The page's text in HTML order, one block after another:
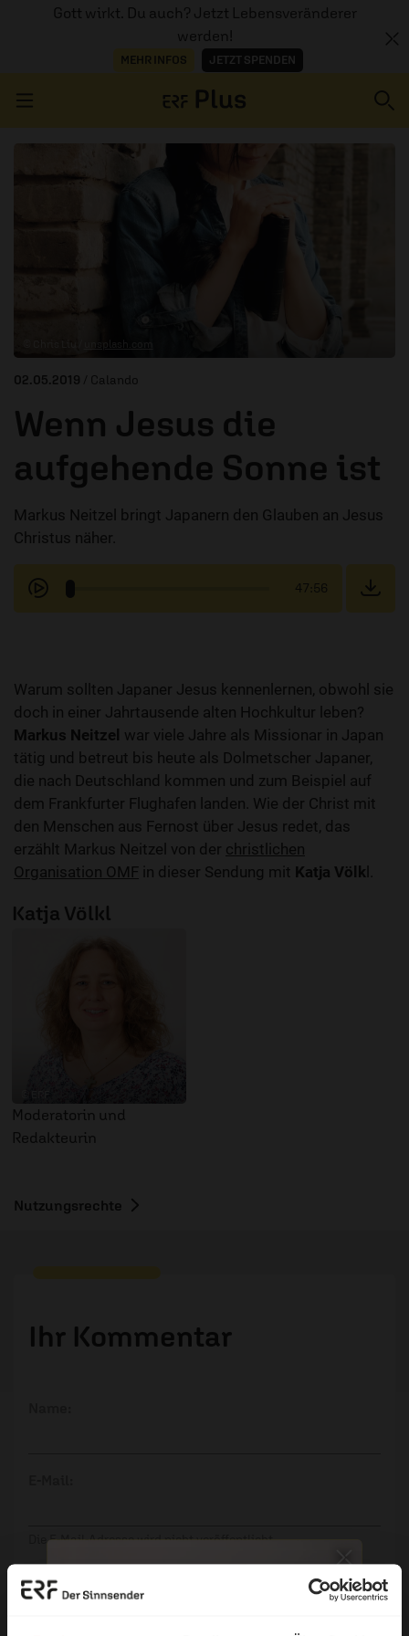
Gott wirkt. Du auch? Jetzt Lebensveränderer
werden!
MEHR INFOS JETZT SPENDEN
02.05.2019 / Calando
Wenn Jesus die
aufgehende Sonne ist
Markus Neitzel bringt Japanern den Glauben an Jesus
Christus näher.
47:56
Warum sollten Japaner Jesus kennenlernen, obwohl sie
doch in einer Jahrtausende alten Hochkultur leben?
Markus Neitzel war viele Jahre als Missionar in Japan
tätig und betreut bis heute als Dolmetscher Japaner,
die nach Deutschland kommen und zum Beispiel auf
dem Frankfurter Flughafen landen. Wie der Christ mit
den Menschen aus Fernost über Jesus redet, das
erzählt Markus Neitzel von der christlichen
Organisation OMF in dieser Sendung mit Katja Völk
Katja Völkl
Moderatorin und
Redakteurin
Nutzungsrechte
Ihr Kommentar
Die E-Mail-Adresse wird nicht veröffentlicht.